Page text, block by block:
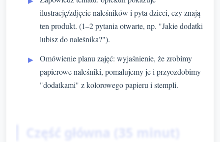
ilustrację/zdjęcie naleśników i pyta dzieci, czy znają
ten produkt. (1–2 pytania otwarte, np. "Jakie dodatki
lubisz do naleśnika?").
Omówienie planu zajęć: wyjaśnienie, że zrobimy
papierowe naleśniki, pomalujemy je i przyozdobimy
"dodatkami" z kolorowego papieru i stempli.
Część główna (35 minut)